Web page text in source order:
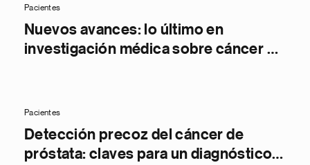
Pacientes
Nuevos avances: lo último en
investigación médica sobre cáncer de
Pacientes
Detección precoz del cáncer de
próstata: claves para un diagnóstico a